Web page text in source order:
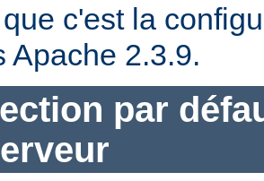
c'est la
Apache 2.3.9.
par